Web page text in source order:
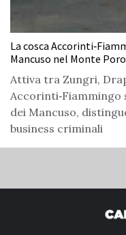
La cosca
Mancuso nel Monte Poro
Attiva tra Zungri,
Accorinti‑Fiammingo
dei Mancuso,
business criminali